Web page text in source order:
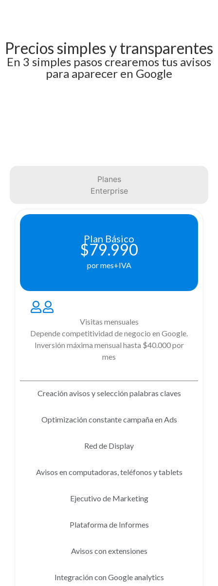
Precios simples y transparentes
En 3 simples pasos crearemos tus avisos
para aparecer en Google
Planes
Enterprise
Plan Básico
$79.990
por mes+IVA
Visitas mensuales
Depende competitividad de negocio en Google.
Inversión máxima mensual hasta $40.000 por
mes
Creación avisos y selección palabras claves
Optimización constante campaña en Ads
Red de Display
Avisos en computadoras, teléfonos y tablets
Ejecutivo de Marketing
Plataforma de Informes
Avisos con extensiones
Integración con Google analytics